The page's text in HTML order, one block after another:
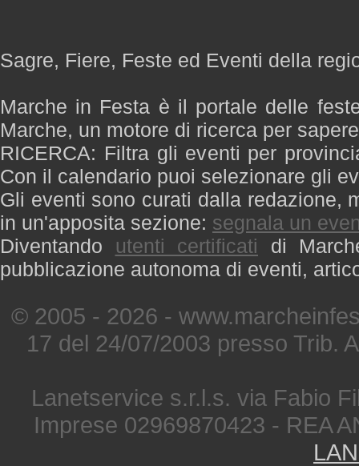
Sagre, Fiere, Feste ed Eventi della
Marche in Festa è il portale delle
Marche, un motore di ricerca per
RICERCA: Filtra gli eventi per
Con il calendario puoi selezionare gli
Gli eventi sono curati dalla redazione,
in un'apposita sezione: segnala un
Diventando utenti certificati di
pubblicazione autonoma di eventi,
© 2005 - 2026 -
17 del 24/07/2003 presso Trib.
Lanetservice s.r.l.s. via Fabio
Imprese 02969870423 - REA